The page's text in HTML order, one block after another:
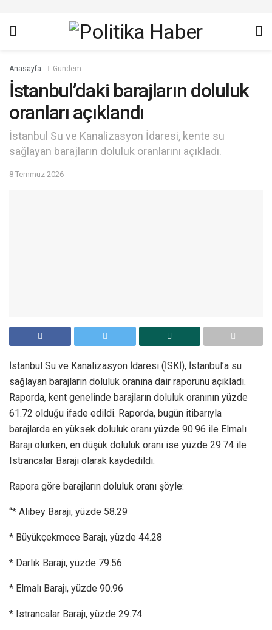
Anasayfa Gündem
İstanbul’daki barajların doluluk
oranları açıklandı
İstanbul Su ve Kanalizasyon İdaresi, kente su
sağlayan barajların doluluk oranlarını açıkladı.
8 Temmuz 2026
İstanbul Su ve Kanalizasyon İdaresi (İSKİ), İstanbul’a su
sağlayan barajların doluluk oranına dair raporunu açıkladı.
Raporda, kent genelinde barajların doluluk oranının yüzde
61.72 olduğu ifade edildi. Raporda, bugün itibarıyla
barajlarda en yüksek doluluk oranı yüzde 90.96 ile Elmalı
Barajı olurken, en düşük doluluk oranı ise yüzde 29.74 ile
Istrancalar Barajı olarak kaydedildi.
Rapora göre barajların doluluk oranı şöyle:
“* Alibey Barajı, yüzde 58.29
* Büyükçekmece Barajı, yüzde 44.28
* Darlık Barajı, yüzde 79.56
* Elmalı Barajı, yüzde 90.96
* Istrancalar Barajı, yüzde 29.74